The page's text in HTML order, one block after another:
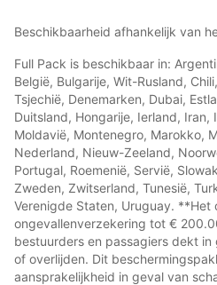
Beschikbaarheid afhankelijk van
Full Pack is beschikbaar in:
België, Bulgarije, Wit-Rusland,
Tsjechië, Denemarken, Dubai,
Duitsland, Hongarije, Ierland, Iran,
Moldavië, Montenegro, Marokko,
Nederland, Nieuw-Zeeland,
Portugal, Roemenië, Servië,
Zweden, Zwitserland, Tunesië,
Verenigde Staten, Uruguay. **Het
ongevallenverzekering tot €
bestuurders en passagiers dekt
of overlijden. Dit
aansprakelijkheid in geval van